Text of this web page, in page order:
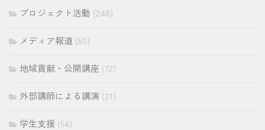
プロジェクト活動 (248)
メディア報道 (50)
地域貢献・公開講座 (72)
外部講師による講演 (21)
学生支援 (54)